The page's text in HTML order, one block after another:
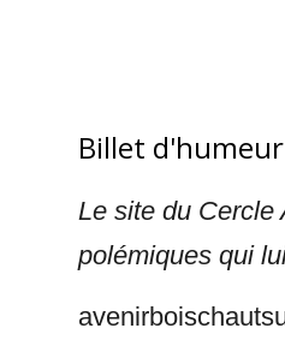
Billet
Le site du Cercle
polémiques qui